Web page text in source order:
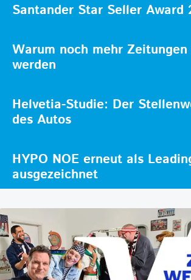
Santander Star Seller Award
Warum noch mehr
werden
Helvetia-Studie: Der
des Autos
HYPO NOE erneut als
ausgezeichnet